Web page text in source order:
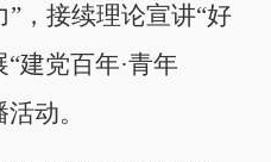
”，接续理论宣讲“好
建党百年·青年
活动。